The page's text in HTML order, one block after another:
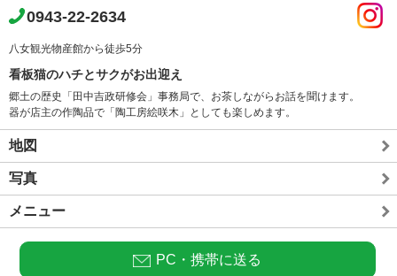
0943-22-2634
八女観光物産館から徒歩5分
看板猫のハチとサクがお出迎え
郷土の歴史「田中吉政研修会」事務局で、お茶しながらお話を聞けます。
器が店主の作陶品で「陶工房絵咲木」としても楽しめます。
地図
写真
メニュー
PC・携帯に送る